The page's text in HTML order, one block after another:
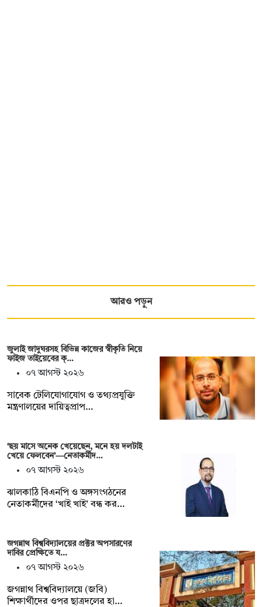
আরও পড়ুন
জুলাই জাদুঘরসহ বিভিন্ন কাজের স্বীকৃতি নিয়ে
ফাইজ তাইয়েবের ক্…
০৭ আগস্ট ২০২৬
সাবেক টেলিযোগাযোগ ও তথ্যপ্রযুক্তি
মন্ত্রণালয়ের দায়িত্বপ্রাপ…
‘ছয় মাসে অনেক খেয়েছেন, মনে হয় দলটাই
খেয়ে ফেলবেন’—নেতাকর্মীদ…
০৭ আগস্ট ২০২৬
ঝালকাঠি বিএনপি ও অঙ্গসংগঠনের
নেতাকর্মীদের ‘খাই খাই’ বন্ধ কর…
জগন্নাথ বিশ্ববিদ্যালয়ের প্রক্টর অপসারণের
দাবির প্রেক্ষিতে য…
০৭ আগস্ট ২০২৬
জগন্নাথ বিশ্ববিদ্যালয়ে (জবি)
শিক্ষার্থীদের ওপর ছাত্রদলের হা…